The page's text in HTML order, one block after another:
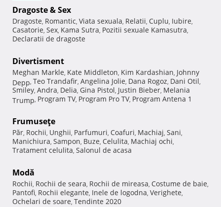
Dragoste & Sex
Dragoste, Romantic, Viata sexuala, Relatii, Cuplu, Iubire,
Casatorie, Sex, Kama Sutra, Pozitii sexuale Kamasutra,
Declaratii de dragoste
Divertisment
Meghan Markle, Kate Middleton, Kim Kardashian, Johnny
Depp, Teo Trandafir, Angelina Jolie, Dana Rogoz, Dani Otil,
Smiley, Andra, Delia, Gina Pistol, Justin Bieber, Melania
Trump, Program TV, Program Pro TV, Program Antena 1
Frumuseţe
Păr, Rochii, Unghii, Parfumuri, Coafuri, Machiaj, Sani,
Manichiura, Sampon, Buze, Celulita, Machiaj ochi,
Tratament celulita, Salonul de acasa
Modă
Rochii, Rochii de seara, Rochii de mireasa, Costume de baie,
Pantofi, Rochii elegante, Inele de logodna, Verighete,
Ochelari de soare, Tendinte 2020